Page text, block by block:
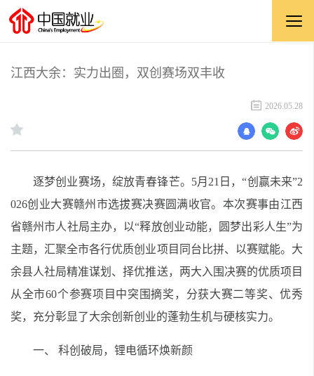
江西大余：实力出圈，双创赛场双丰收
2026.05.28
逐梦创业赛场，绽放青春锋芒。5月21日，“创赢未来”2
026创业大赛赣州市选拔赛决赛圆满收官。本次赛事由江西
省赣州市人社局主办，以“释放创业动能，圆梦出彩人生”为
主题，汇聚全市各行优质创业项目同台比拼、以赛赋能。大
余县人社局精准谋划、择优推送，两大入围决赛的优质项目
从全市60个参赛项目中突围摘奖，分获大赛二等奖、优秀
奖，充分彰显了大余创新创业的蓬勃生机与硬核实力。
一、 科创破局，锂电循环焕新颜